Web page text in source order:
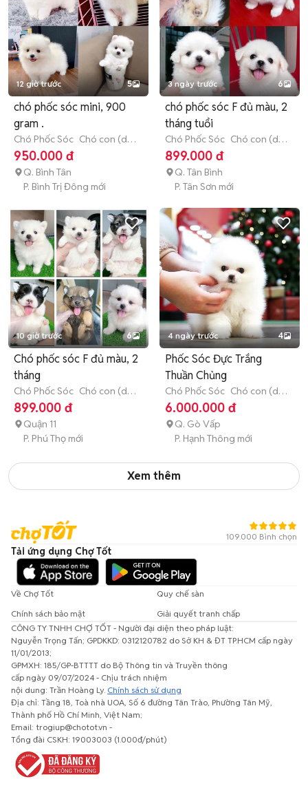
12 giờ trước 5
chó phốc sóc mini, 900
gram .
Chó Phốc Sóc Chó con (dưới
3 tháng tuổi)
950.000 đ
Q. Bình Tân
P. Bình Trị Đông mới
3 ngày trước 6
chó phốc sóc F đủ màu, 2
tháng tuổi
Chó Phốc Sóc Chó con (dưới
3 tháng tuổi)
899.000 đ
Q. Tân Bình
P. Tân Sơn mới
10 giờ trước 6
Chó phốc sóc F đủ màu, 2
tháng
Chó Phốc Sóc Chó con (dưới
3 tháng tuổi)
899.000 đ
Quận 11
P. Phú Thọ mới
4 ngày trước 4
Phốc Sóc Đực Trắng
Thuần Chủng
Chó Phốc Sóc Chó con (dưới
3 tháng tuổi)
6.000.000 đ
Q. Gò Vấp
P. Hạnh Thông mới
Xem thêm
109.000 Bình chọn
Tải ứng dụng Chợ Tốt
Về Chợ Tốt
Quy chế sàn
Chính sách bảo mật
Giải quyết tranh chấp
CÔNG TY TNHH CHỢ TỐT - Người đại diện theo pháp luật:
Nguyễn Trọng Tấn; GPDKKD: 0312120782 do Sở KH & ĐT TP.HCM cấp ngày
11/01/2013;
GPMXH: 185/GP-BTTTT do Bộ Thông tin và Truyền thông
cấp ngày 09/07/2024 - Chịu trách nhiệm
nội dung: Trần Hoàng Ly. Chính sách sử dụng
Địa chỉ: Tầng 18, Toà nhà UOA, Số 6 đường Tân Trào, Phường Tân Mỹ,
Thành phố Hồ Chí Minh, Việt Nam;
Email: trogiup@chotot.vn -
Tổng đài CSKH: 19003003 (1.000đ/phút)